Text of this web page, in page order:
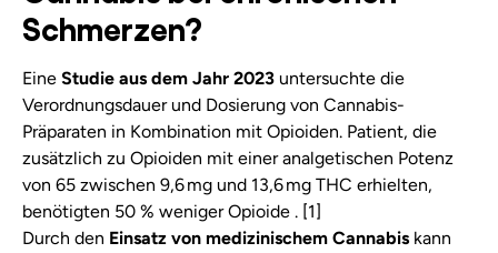
Schmerzen?
Eine Studie aus dem Jahr 2023untersuchte die
Verordnungsdauer und Dosierung von Cannabis-
Präparaten in Kombination mit Opioiden. Patient, die
zusätzlich zu Opioiden mit einer analgetischen Potenz
von 65 zwischen 9,6 mg und 13,6 mg THC erhielten,
benötigten 50 % weniger Opioide . [1]
Durch den Einsatz von medizinischem Cannabiskann